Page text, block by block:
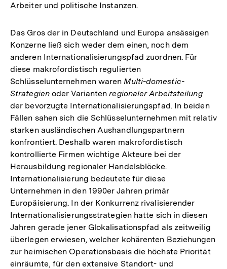
Arbeiter und politische Instanzen.
Das Gros der in Deutschland und Europa ansässigen
Konzerne ließ sich weder dem einen, noch dem
anderen Internationalisierungspfad zuordnen. Für
diese makrofordistisch regulierten
Schlüsselunternehmen waren Multi-domestic-
Strategienoder Variantenregionaler Arbeitsteilung
der bevorzugte Internationalisierungspfad. In beiden
Fällen sahen sich die Schlüsselunternehmen mit relativ
starken ausländischen Aushandlungspartnern
konfrontiert. Deshalb waren makrofordistisch
kontrollierte Firmen wichtige Akteure bei der
Herausbildung regionaler Handelsblöcke.
Internationalisierung bedeutete für diese
Unternehmen in den 1990er Jahren primär
Europäisierung. In der Konkurrenz rivalisierender
Internationalisierungsstrategien hatte sich in diesen
Jahren gerade jener Glokalisationspfad als zeitweilig
überlegen erwiesen, welcher kohärenten Beziehungen
zur heimischen Operationsbasis die höchste Priorität
einräumte, für den extensive Standort- und